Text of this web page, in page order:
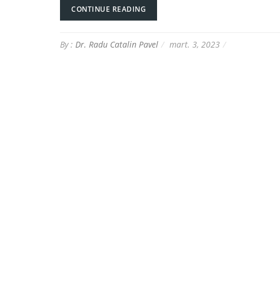
CONTINUE READING
By : Dr. Radu Catalin Pavel mart. 3, 2023